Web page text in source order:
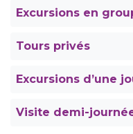
Excursions en
Tours privés
Excursions d’une
Visite demi-